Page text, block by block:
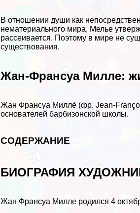
В отношении души как
нематериального мира, Мелье
рассеивается. Поэтому в мире не
существования.
Жан-Франсуа Милле:
Жан Франсуа Милле́ (фр. Jean-
основателей барбизонской школы.
СОДЕРЖАНИЕ
БИОГРАФИЯ
Жан Франсуа Милле родился 4